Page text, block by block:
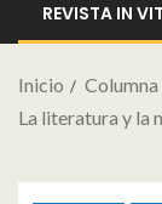
REVISTA IN
Inicio
Columna
La literatura y la